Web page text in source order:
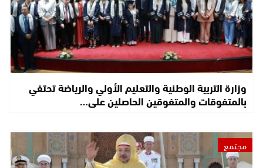
وزارة التربية الوطنية والتعليم الأولي والرياضة تحتفي
بالمتفوقات والمتفوقين الحاصلين على…
مجتمع